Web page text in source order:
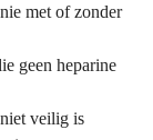
met of zonder
geen heparine
veilig is